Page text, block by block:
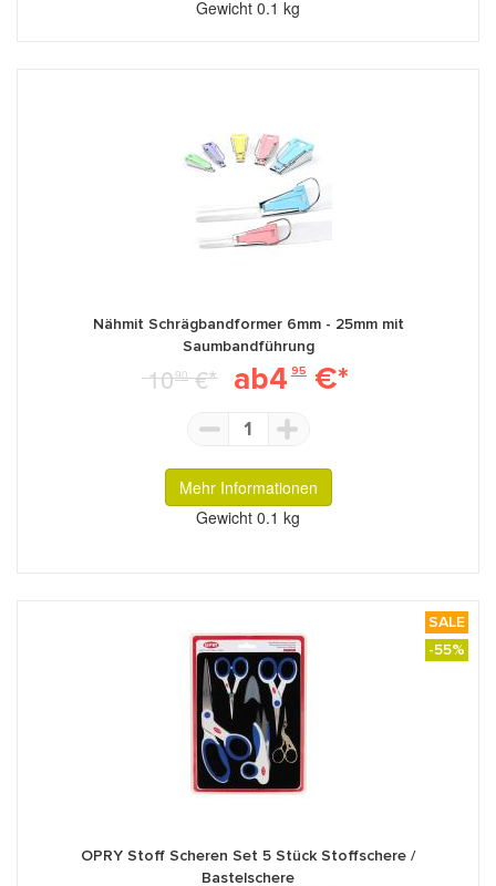
Gewicht 0.1 kg
Nähmit Schrägbandformer 6mm - 25mm mit
Saumbandführung
1090€* ab4 95 €*
1
Mehr Informationen
Gewicht 0.1 kg
SALE
-55%
OPRY Stoff Scheren Set 5 Stück Stoffschere /
Bastelschere